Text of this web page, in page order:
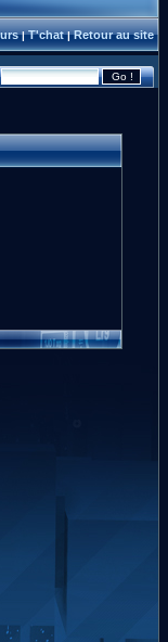
|T'chat|Retour au site